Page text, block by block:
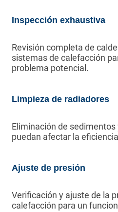
Inspección exhaustiva
Revisión completa de
sistemas de calefacción
problema potencial.
Limpieza de radiadores
Eliminación de
puedan afectar la
Ajuste de presión
Verificación y ajuste de la
calefacción para un